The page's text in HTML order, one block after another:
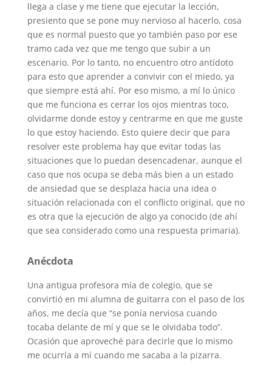
llega a clase y me tiene que ejecutar la lección,
presiento que se pone muy nervioso al hacerlo, cosa
que es normal puesto que yo también paso por ese
tramo cada vez que me tengo que subir a un
escenario. Por lo tanto, no encuentro otro antídoto
para esto que aprender a convivir con el miedo, ya
que siempre está ahí. Por eso mismo, a mí lo único
que me funciona es cerrar los ojos mientras toco,
olvidarme donde estoy y centrarme en que me guste
lo que estoy haciendo. Esto quiere decir que para
resolver este problema hay que evitar todas las
situaciones que lo puedan desencadenar, aunque el
caso que nos ocupa se deba más bien a un estado
de ansiedad que se desplaza hacia una idea o
situación relacionada con el conflicto original, que no
es otra que la ejecución de algo ya conocido (de ahí
que sea considerado como una respuesta primaria).
Anécdota
Una antigua profesora mía de colegio, que se
convirtió en mi alumna de guitarra con el paso de los
años, me decía que “se ponía nerviosa cuando
tocaba delante de mí y que se le olvidaba todo”.
Ocasión que aproveché para decirle que lo mismo
me ocurría a mí cuando me sacaba a la pizarra.